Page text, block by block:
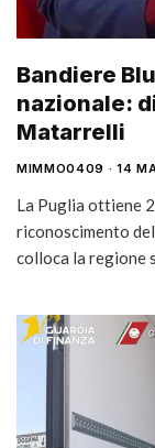
Bandiere
nazionale:
Matarrelli
MIMMO0409 14
La Puglia ottiene
riconoscimento
colloca la regione